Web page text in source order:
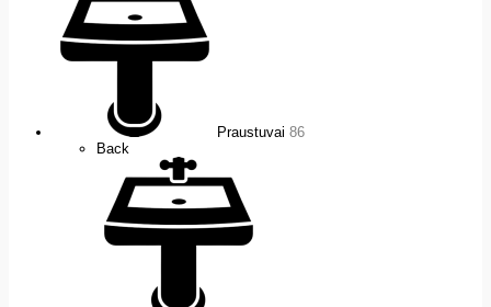
Praustuvai 86
Back